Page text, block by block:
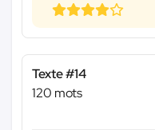
Texte #14
120 mots